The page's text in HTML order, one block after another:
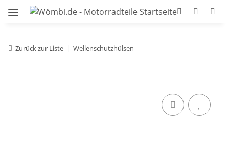
Zurück zur Liste Wellenschutzhülsen